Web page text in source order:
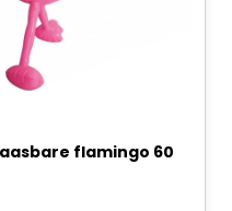
flamingo 60